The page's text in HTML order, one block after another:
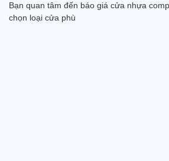
Bạn quan tâm đến báo giá cửa nhựa
chọn loại cửa phù